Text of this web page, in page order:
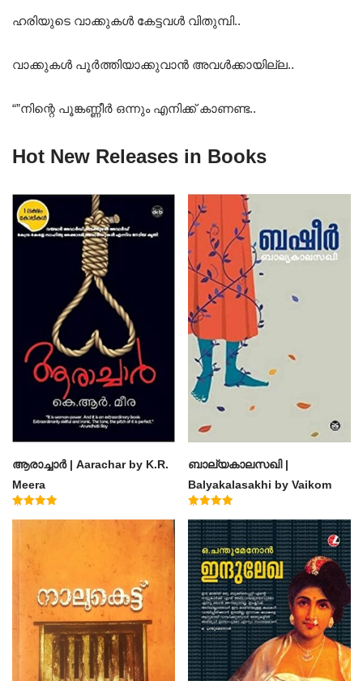
ഹരിയുടെ വാക്കുകൾ കേട്ടവൾ വിതുമ്പി..
വാക്കുകൾ പൂർത്തിയാക്കുവാൻ അവൾക്കായില്ല..
“”നിന്റെ പൂങ്കണ്ണീർ ഒന്നും എനിക്ക് കാണണ്ട..
Hot New Releases in Books
ആരാച്ചാര്‍ | Aarachar by K.R.
Meera
ബാല്യകാലസഖി |
Balyakalasakhi by Vaikom
Muhammad Basheer
4.60
out of 5